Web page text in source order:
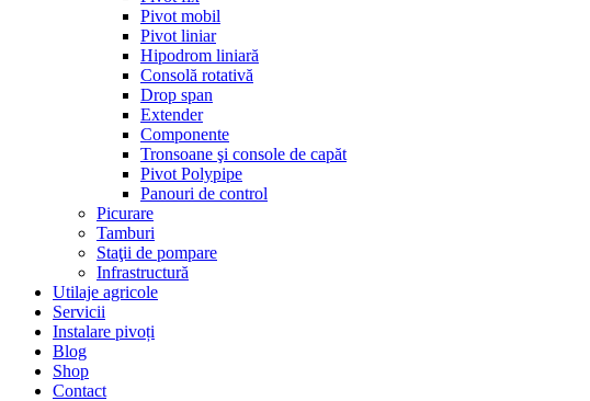
Pivot mobil
Pivot liniar
Hipodrom liniară
Consolă rotativă
Drop span
Extender
Componente
Tronsoane şi console de capăt
Pivot Polypipe
Panouri de control
Picurare
Tamburi
Staţii de pompare
Infrastructură
Utilaje agricole
Servicii
Instalare pivoți
Blog
Shop
Contact